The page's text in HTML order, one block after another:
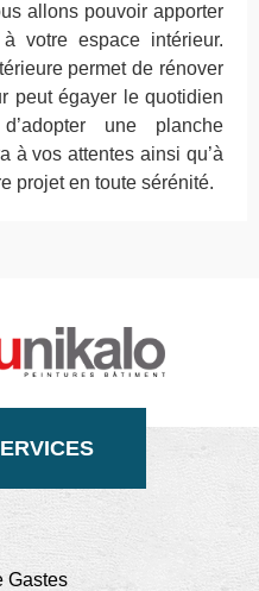
allons pouvoir apporter
votre espace intérieur.
permet de rénover
peut égayer le quotidien
une planche
à vos attentes ainsi qu’à
projet en toute sérénité.
Gastes